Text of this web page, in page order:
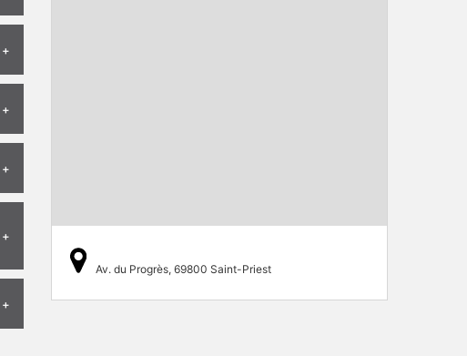
Av. du Progrès, 69800 Saint-Priest